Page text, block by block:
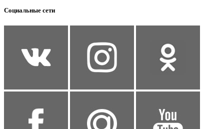
Социальные сети